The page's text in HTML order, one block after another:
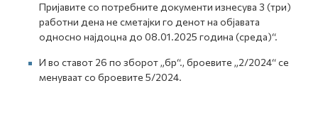
Пријавите со потребните документи изнесува 3 (три)
работни дена не сметајки го денот на објавата
односно најдоцна до 08.01.2025 година (среда)“.
И во ставот 26 по зборот „бр“., броевите „2/2024“ се
менуваат со броевите 5/2024.